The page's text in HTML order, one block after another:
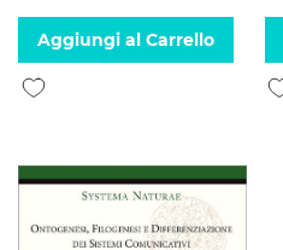
Aggiungi al Carrello
Aggiungi alla lista desideri